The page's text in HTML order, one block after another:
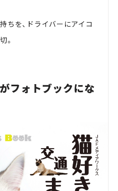
ちを、ドライバーにアイコ
。
がフォトブックにな